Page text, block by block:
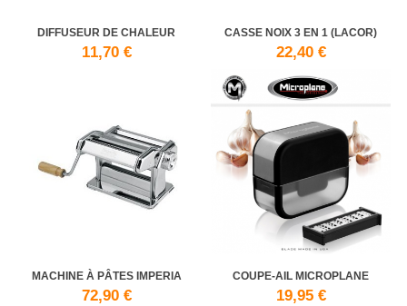
DIFFUSEUR DE CHALEUR
11,70 €
CASSE NOIX 3 EN 1 (LACOR)
22,40 €
MACHINE À PÂTES IMPERIA
72,90 €
COUPE-AIL MICROPLANE
19,95 €